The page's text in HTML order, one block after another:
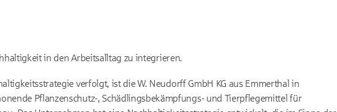
in den Arbeitsalltag zu integrieren.
verfolgt, ist die W. Neudorff GmbH KG aus Emmerthal in
Pflanzenschutz-, Schädlingsbekämpfungs- und Tierpflegemittel für